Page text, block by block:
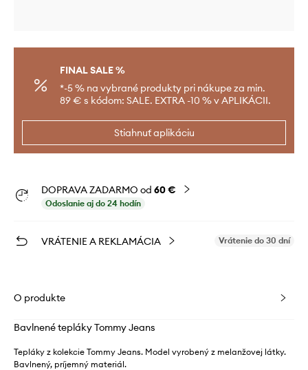
FINAL SALE %
*-5 % na vybrané produkty pri nákupe za min.
89 € s kódom: SALE. EXTRA -10 % v APLIKÁCII.
Stiahnuť aplikáciu
DOPRAVA ZADARMO od 60 €
Odoslanie aj do 24 hodín
VRÁTENIE A REKLAMÁCIA Vrátenie do 30 dní
O produkte
Bavlnené tepláky Tommy Jeans
Tepláky z kolekcie Tommy Jeans. Model vyrobený z melanžovej látky.
Bavlnený, príjemný materiál.